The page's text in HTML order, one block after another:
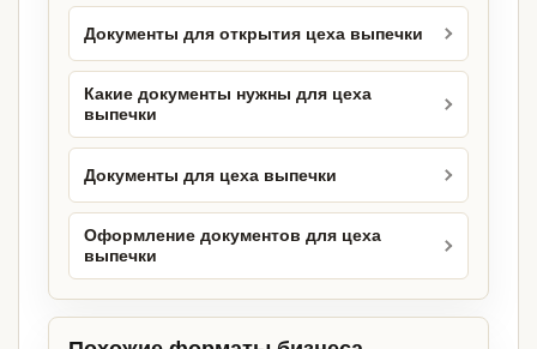
Документы для открытия цеха выпечки
Какие документы нужны для цеха
выпечки
Документы для цеха выпечки
Оформление документов для цеха
выпечки